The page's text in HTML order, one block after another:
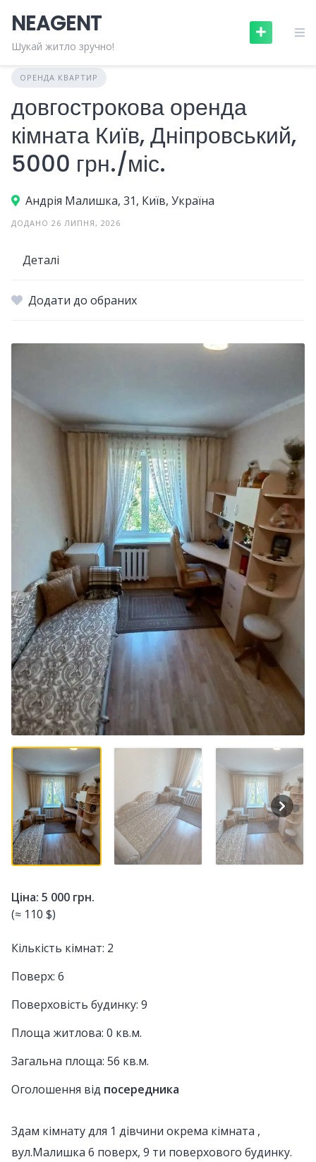
content
NEAGENT
Шукай житло зручно!
ОРЕНДА КВАРТИР
довгострокова оренда
кімната Київ, Дніпровський,
5000 грн./міс.
Андрія Малишка, 31, Київ, Україна
ДОДАНО 26 ЛИПНЯ, 2026
Деталі
Додати до обраних
Ціна: 5 000 грн.
(≈ 110 $)
Кількість кімнат: 2
Поверх: 6
Поверховість будинку: 9
Площа житлова: 0 кв.м.
Загальна площа: 56 кв.м.
Оголошення від посередника
Здам кімнату для 1 дівчини окрема кімната ,
вул.Малишка 6 поверх, 9 ти поверхового будинку.